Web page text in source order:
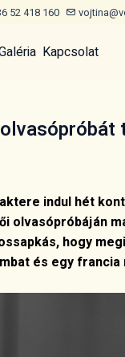
52 418 160
Kapcsolat
indul hét
olvasópróbáján
hogy
és egy